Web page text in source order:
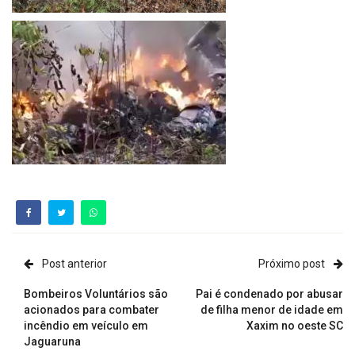
Post anterior
Bombeiros Voluntários são
acionados para combater
incêndio em veículo em
Jaguaruna
Próximo post
Pai é condenado por abusar
de filha menor de idade em
Xaxim no oeste SC